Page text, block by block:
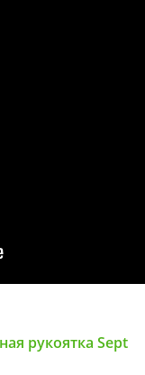
рукоятка Sept